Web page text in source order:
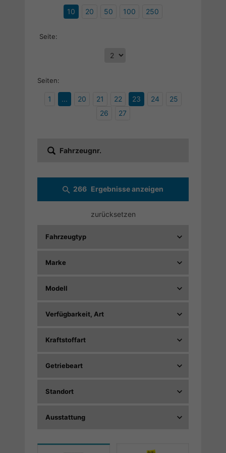
10 20 50 100 250
Seite:
Seiten:
1 ... 20 21 22 23 24
25
26
27
Fahrzeugtyp
Marke
Modell
Verfügbarkeit, Art
Kraftstoffart
Getriebeart
Standort
Ausstattung
266 Ergebnisse anzeigen
zurücksetzen